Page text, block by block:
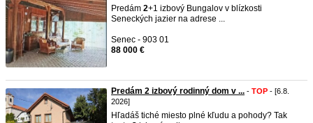
Predám 2+1 izbový Bungalov v blízkosti
Seneckých jazier na adrese ...
Senec - 903 01
88 000 €
Predám 2 izbový rodinný dom v ... - TOP - [6.8.
2026]
Hľadáš tiché miesto plné kľudu a pohody? Tak